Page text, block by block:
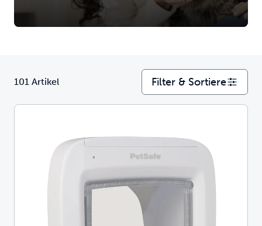
101 Artikel Filter & Sortiere